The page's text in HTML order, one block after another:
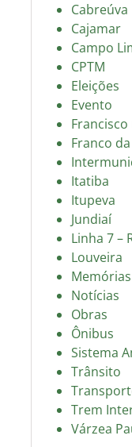
Cabreúva
Cajamar
Campo
CPTM
Eleições
Evento
Franco
Itatiba
Itupeva
Jundiaí
Linha 7 –
Louveira
Notícias
Obras
Ônibus
Sistema
Trânsito
Trem
Várzea